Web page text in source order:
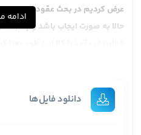
عرض کردیم در بحث عقود چون جزء
حالا به صورت ایجاب باشد و چه به
مناسب است با الفاظی که در لغت
برای حدوث اند، اما الفاظ و
ادامه
دانلود فایل‌ها